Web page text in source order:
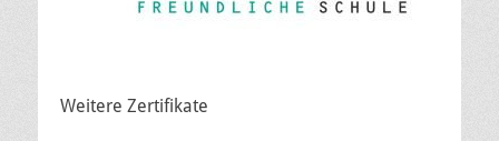
Weitere Zertifikate